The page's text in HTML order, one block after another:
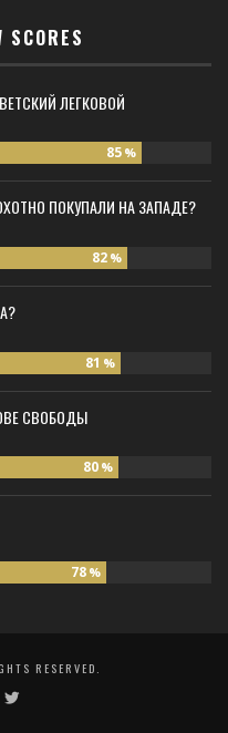
SCORES
ЛЕГКОВОЙ
85 %
ПОКУПАЛИ НА ЗАПАДЕ?
82 %
81 %
СВОБОДЫ
80 %
78 %
RESERVED.